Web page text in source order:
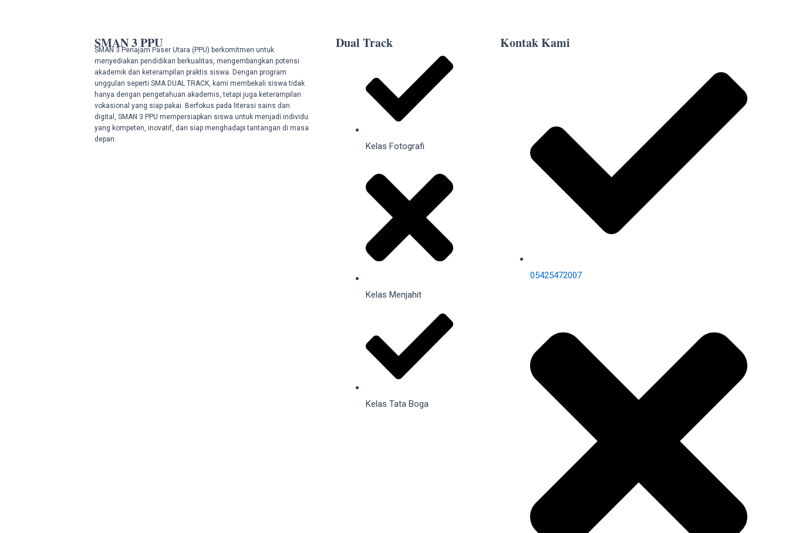
SMAN 3 PPU
SMAN 3 Penajam Paser Utara (PPU) berkomitmen untuk
menyediakan pendidikan berkualitas, mengembangkan potensi
akademik dan keterampilan praktis siswa. Dengan program
unggulan seperti SMA DUAL TRACK, kami membekali siswa tidak
hanya dengan pengetahuan akademis, tetapi juga keterampilan
vokasional yang siap pakai. Berfokus pada literasi sains dan
digital, SMAN 3 PPU mempersiapkan siswa untuk menjadi individu
yang kompeten, inovatif, dan siap menghadapi tantangan di masa
depan.
Dual Track
Kelas Fotografi
Kelas Menjahit
Kelas Tata Boga
Kontak Kami
05425472007